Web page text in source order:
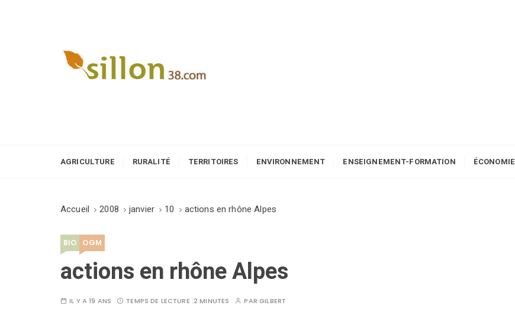
AGRICULTURE RURALITÉ TERRITOIRES ENVIRONNEMENT ENSEIGNEMENT-FORMATION ÉCONOMIE
Accueil 2008 janvier 10 actions en rhône Alpes
BIO OGM
actions en rhône Alpes
IL Y A 19 ANS TEMPS DE LECTURE :2 MINUTES PARGILBERT